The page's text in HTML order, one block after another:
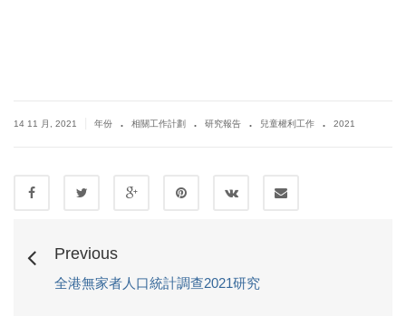
14 11 月, 2021 年份 . 相關工作計劃 . 研究報告 . 兒童權利工作 . 2021
Previous
全港無家者人口統計調查2021研究